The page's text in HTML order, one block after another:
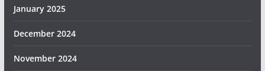
January 2025
December 2024
November 2024